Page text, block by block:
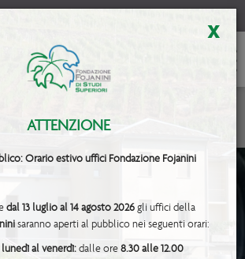
x
ATTENZIONE
Orario estivo uffici Fondazione Fojanini
dal 13 luglio al 14 agosto 2026gli uffici della
saranno aperti al pubblico nei seguenti orari:
al venerdì:dalle ore 8.30 alle 12.00
LA COLTIVAZIONE DI NUOVE VARIETA’ DI
del Progetto
DI UN